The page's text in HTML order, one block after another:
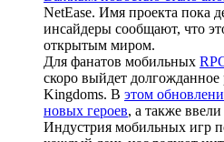
NetEase. Имя проекта пока
инсайдеры сообщают, что
открытым миром.
Для фанатов мобильных
скоро выйдет
Kingdoms. В этом
новых героев, а также
Индустрия мобильных игр